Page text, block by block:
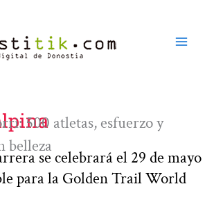
500 atletas, esfuerzo y
belleza
se celebrará el 29 de mayo
para la Golden Trail World